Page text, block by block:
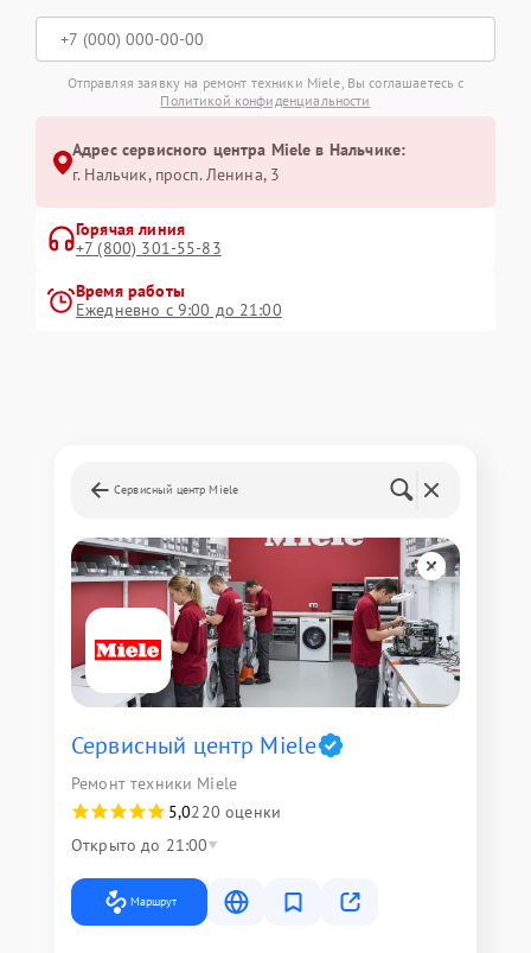
Отправляя заявку на ремонт техники Miele, Вы соглашаетесь с
Политикой конфиденциальности
Адрес сервисного центра Miele в Нальчике:
г. Нальчик, просп. Ленина, 3
Горячая линия
+7 (800) 301-55-83
Время работы
Ежедневно с 9:00 до 21:00
Сервисный центр Miele
Сервисный центр Miele
Ремонт техники Miele
5,0220 оценки
Открыто до 21:00
Маршрут